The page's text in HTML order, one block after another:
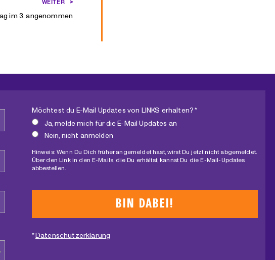
WEITER
im 3. angenommen
Möchtest du E-Mail Updates von LINKS erhalten? *
Ja, melde mich für die E-Mail Updates an
Nein, nicht anmelden
Hinweis: Wenn Du Dich früher angemeldet hast, wirst Du jetzt nicht abgemeldet.
Über den Link in den E-Mails, die Du erhältst, kannst Du die E-Mail-Updates
abbestellen.
*Datenschutzerklärung